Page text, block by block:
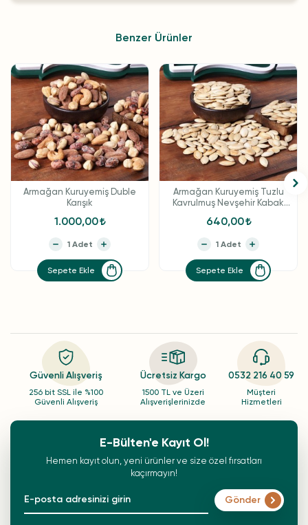
Benzer Ürünler
Armağan Kuruyemiş Duble
Karışık
1.000,00
Sepete Ekle
Armağan Kuruyemiş Tuzlu
Kavrulmuş Nevşehir Kabak
640,00
Sepete Ekle
Güvenli Alışveriş
256 bit SSL ile %100
Güvenli Alışveriş
Ücretsiz Kargo
1500 TL ve Üzeri
Alışverişlerinizde
0532 216 40 59
Müşteri
Hizmetleri
E-Bülten'e Kayıt Ol!
Hemen kayıt olun, yeni ürünler ve size özel fırsatları
kaçırmayın!
Gönder